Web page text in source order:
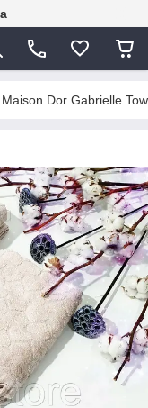
Maison Dor Gabrielle